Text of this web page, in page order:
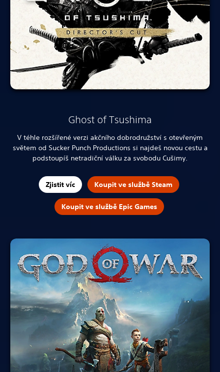
Ghost of Tsushima
V téhle rozšířené verzi akčního dobrodružství s otevřeným
světem od Sucker Punch Productions si najdeš novou cestu a
podstoupíš netradiční válku za svobodu Cušimy.
Zjistit víc Koupit ve službě Steam
Koupit ve službě Epic Games